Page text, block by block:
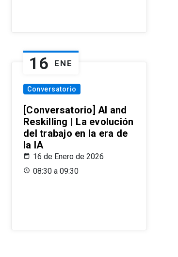
16 ENE
Conversatorio
[Conversatorio] AI and
Reskilling | La evolución
del trabajo en la era de
la IA
16 de Enero de 2026
08:30 a 09:30